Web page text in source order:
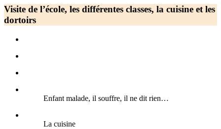
Visite de l’école, les différentes classes, la cuisine et les
dortoirs
Enfant malade, il souffre, il ne dit rien…
La cuisine